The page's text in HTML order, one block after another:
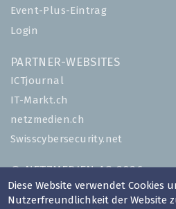
Event-Plus-Eintrag
Login
PARTNER-WEBSITES
ICTjournal
IT-Markt.ch
netzmedien.ch
Swisscybersecurity.net
© NETZMEDIEN AG 2026
Impressum
Diese Website verwendet Cookies
Nutzerfreundlichkeit der Website